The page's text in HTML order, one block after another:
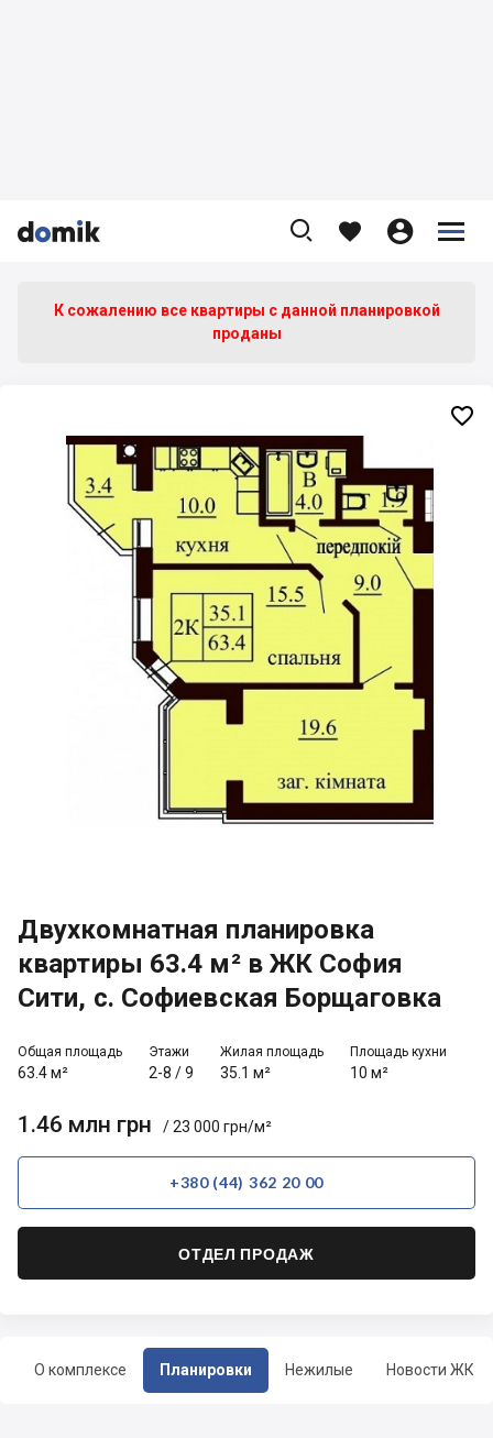


    


О комплексе Планировки Нежилые Новости ЖК
К сожалению все квартиры c данной планировкой
проданы
Двухкомнатная планировка
квартиры 63.4 м² в ЖК София
Сити, с. Софиевская Борщаговка
Общая площадь
63.4 м²
Этажи
2-8 /9
Жилая площадь
35.1 м²
Площадь кухни
10 м²
1.46 млн грн / 23 000 грн/м²
+380 (44) 362 20 00
ОТДЕЛ ПРОДАЖ
